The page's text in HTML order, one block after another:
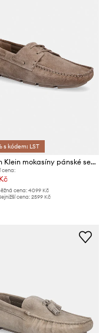
s kódem: LST
Calvin Klein mokasíny pánské semišové DRIVER BOAT SU
cena:
cena:4099 Kč
cena:2599 Kč